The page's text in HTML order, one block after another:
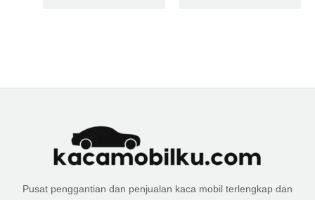
Pusat penggantian dan penjualan kaca mobil terlengkap dan